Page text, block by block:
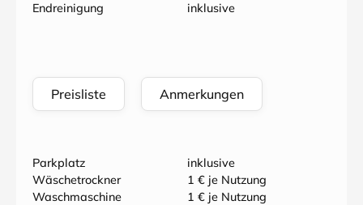
Endreinigung
inklusive
Preisliste Anmerkungen
Parkplatz
inklusive
Wäschetrockner
1 € je Nutzung
Waschmaschine
1 € je Nutzung